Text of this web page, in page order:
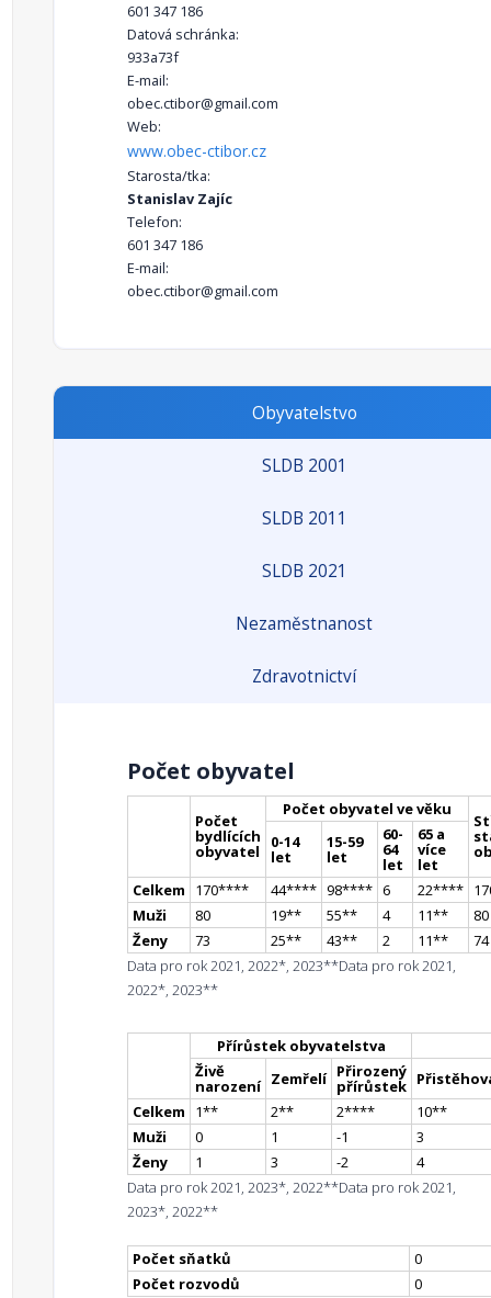
601 347 186
Datová schránka:
933a73f
E-mail:
obec.ctibor@gmail.com
Web:
www.obec-ctibor.cz
Starosta/tka:
Stanislav Zajíc
Telefon:
601 347 186
E-mail:
obec.ctibor@gmail.com
Obyvatelstvo
SLDB 2001
SLDB 2011
SLDB 2021
Nezaměstnanost
Zdravotnictví
Počet obyvatel
Počet
bydlících
obyvatel
Počet obyvatel ve věku
0-14
let
15-59
let
60-
64
let
65 a
více
let
Celkem
170**** 44**** 98**** 6 22****
Muži
80 19** 55** 4 11**
80
Ženy
73 25** 43** 2 11**
74
Data pro rok 2021, 2022*, 2023**Data pro rok 2021,
2022*, 2023**
Přírůstek obyvatelstva
Živě
narození Zemřelí Přirozený
přírůstek
Celkem
1** 2** 2**** 10**
Muži
0 1 -1
3
Ženy
1 3 -2
4
Data pro rok 2021, 2023*, 2022**Data pro rok 2021,
2023*, 2022**
Počet sňatků
0
Počet rozvodů
0